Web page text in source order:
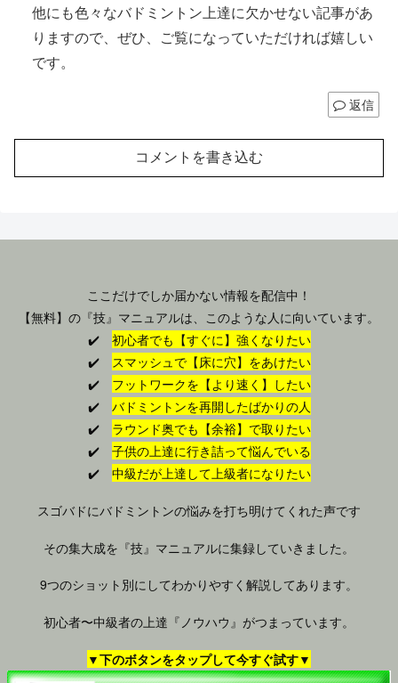
他にも色々なバドミントン上達に欠かせない記事があ
りますので、ぜひ、ご覧になっていただければ嬉しい
です。
返信
コメントを書き込む
ここだけでしか届かない情報を配信中！
【無料】の『技』マニュアルは、このような人に向いています。
✔️ 初心者でも【すぐに】強くなりたい
✔️
スマッシュで【床に穴】をあけたい
✔️ フットワークを【より速く】したい
✔️ バドミントンを再開したばかりの人
✔️ ラウンド奥でも【余裕】で取りたい
✔️ 子供の上達に行き詰って悩んでいる
✔️ 中級だが上達して上級者になりたい
スゴバドにバドミントンの悩みを打ち明けてくれた声です
その集大成を『技』マニュアルに集録していきました。
9つのショット別にしてわかりやすく解説してあります。
初心者〜中級者の上達『ノウハウ』がつまっています。
▼下のボタンをタップして今すぐ試す▼